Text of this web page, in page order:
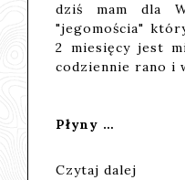
dziś mam dla
"jegomościa"
2 miesięcy jest
codziennie rano i
Płyny …
Czytaj dalej